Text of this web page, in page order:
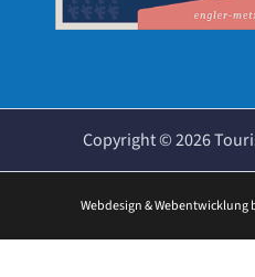
Copyright ©2026
Webdesign & Webentwicklung